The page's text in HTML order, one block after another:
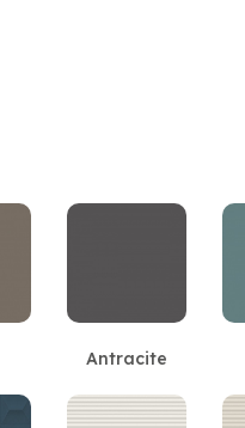
Antracite